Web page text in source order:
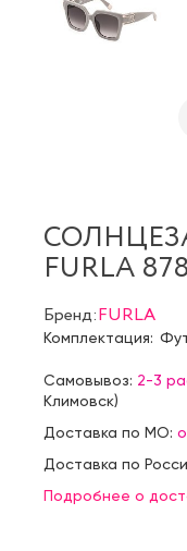
FURLA
Бренд:FURLA
Комплектация:
Самовывоз: 2-3
Климовск)
Доставка по МО:
Доставка по
Подробнее о